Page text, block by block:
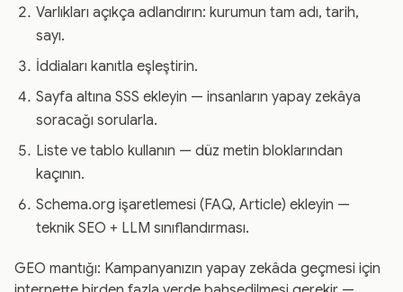
Varlıkları açıkça adlandırın: kurumun tam adı, tarih,
sayı.
İddiaları kanıtla eşleştirin.
Sayfa altına SSS ekleyin — insanların yapay zekâya
soracağı sorularla.
Liste ve tablo kullanın — düz metin bloklarından
kaçının.
Schema.org işaretlemesi (FAQ, Article) ekleyin —
teknik SEO + LLM sınıflandırması.
GEO mantığı: Kampanyanızın yapay zekâda geçmesi için